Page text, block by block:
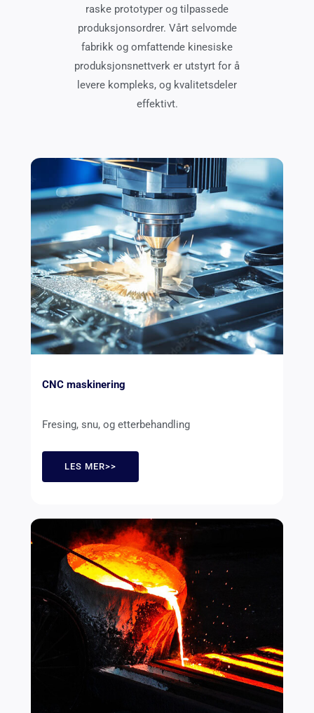
raske prototyper og tilpassede
produksjonsordrer. Vårt selvomde
fabrikk og omfattende kinesiske
produksjonsnettverk er utstyrt for å
levere kompleks, og kvalitetsdeler
effektivt.
CNC maskinering
Fresing, snu, og etterbehandling
LES MER>>